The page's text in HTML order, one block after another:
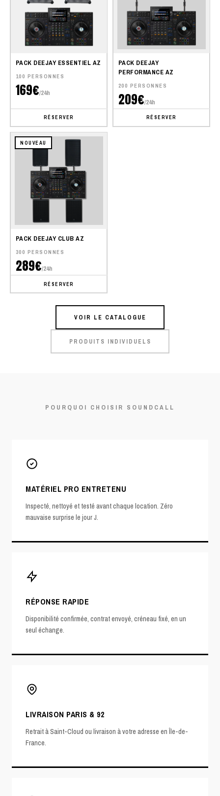
PACK DEEJAY ESSENTIEL AZ
100 PERSONNES
169€/24h
RÉSERVER
PACK DEEJAY
PERFORMANCE AZ
200 PERSONNES
209€/24h
RÉSERVER
NOUVEAU
PACK DEEJAY CLUB AZ
300 PERSONNES
289€/24h
RÉSERVER
VOIR LE CATALOGUE
PRODUITS INDIVIDUELS
POURQUOI CHOISIR SOUNDCALL
MATÉRIEL PRO ENTRETENU
Inspecté, nettoyé et testé avant chaque location. Zéro
mauvaise surprise le jour J.
RÉPONSE RAPIDE
Disponibilité confirmée, contrat envoyé, créneau fixé, en un
seul échange.
LIVRAISON PARIS & 92
Retrait à Saint-Cloud ou livraison à votre adresse en Île-de-
France.